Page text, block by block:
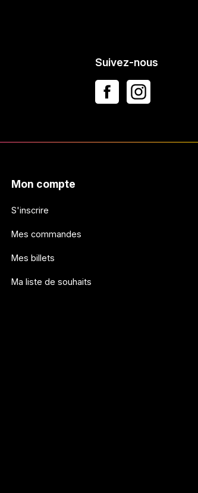
Suivez-nous
Mon compte
S'inscrire
Mes commandes
Mes billets
Ma liste de souhaits